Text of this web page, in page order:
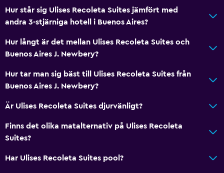
Hur står sig Ulises Recoleta Suites jämfört med
andra 3-stjärniga hotell i Buenos Aires?
Hur långt är det mellan Ulises Recoleta Suites och
Buenos Aires J. Newbery?
Hur tar man sig bäst till Ulises Recoleta Suites från
Buenos Aires J. Newbery?
Är Ulises Recoleta Suites djurvänligt?
Finns det olika matalternativ på Ulises Recoleta
Suites?
Har Ulises Recoleta Suites pool?